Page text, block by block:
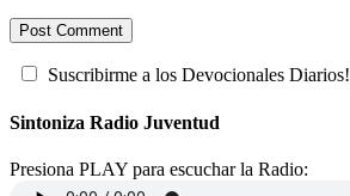
Suscribirme a los Devocionales Diarios!
Sintoniza Radio Juventud
Presiona PLAY para escuchar la Radio: